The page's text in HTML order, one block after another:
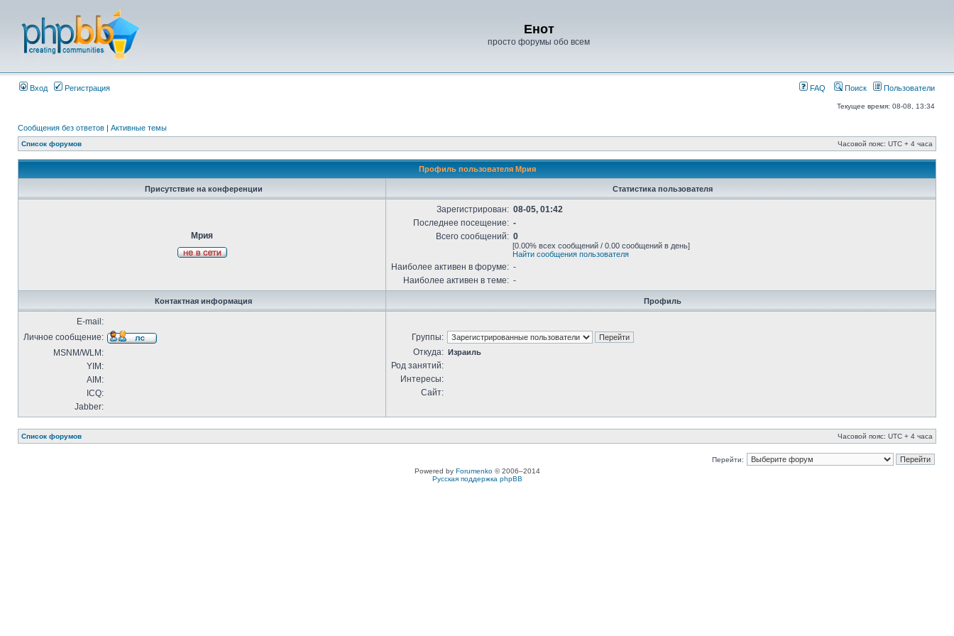
Енот
просто форумы обо всем
Вход Регистрация FAQ Поиск Пользователи
Текущее время: 08-08, 13:34
Сообщения без ответов | Активные темы
Список форумов Часовой пояс: UTC + 4 часа
Профиль пользователя Мрия
Присутствие на конференции Статистика пользователя
Мрия
Зарегистрирован: 08-05, 01:42
Последнее посещение: -
Всего сообщений: 0
[0.00% всех сообщений / 0.00 сообщений в день]
Найти сообщения пользователя
Наиболее активен в форуме: -
Наиболее активен в теме: -
Контактная информация Профиль
E-mail:
Личное сообщение:
MSNM/WLM:
YIM:
AIM:
ICQ:
Jabber:
Группы:
Откуда: Израиль
Род занятий:
Интересы:
Сайт:
Список форумов Часовой пояс: UTC + 4 часа
Перейти:
Powered by Forumenko© 2006–2014
Русская поддержка phpBB